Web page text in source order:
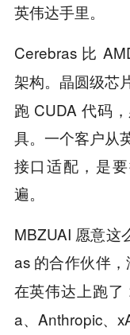
英伟达手里。
Cerebras 比
架构。晶圆级芯
跑 CUDA 代码
具。一个客户从
接口适配，是
遍。
MBZUAI 愿意这
as 的合作伙伴
在英伟达上跑了
a、Anthropic、